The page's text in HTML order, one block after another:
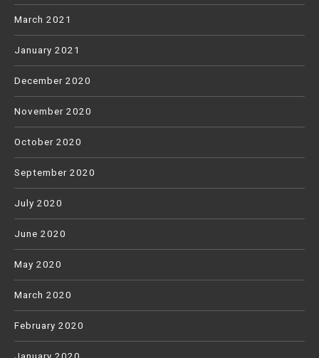
March 2021
January 2021
December 2020
November 2020
October 2020
September 2020
July 2020
June 2020
May 2020
March 2020
February 2020